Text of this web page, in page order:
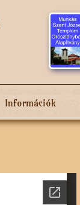
Információk